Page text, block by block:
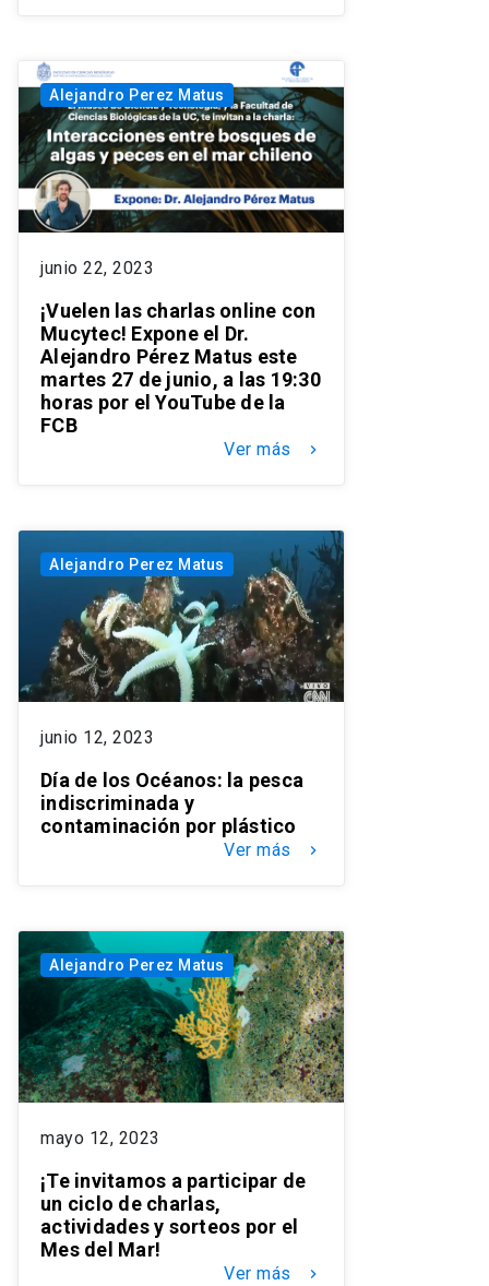
Alejandro Perez Matus
junio 22, 2023
¡Vuelen las charlas online con
Mucytec! Expone el Dr.
Alejandro Pérez Matus este
martes 27 de junio, a las 19:30
horas por el YouTube de la
FCB
Ver más keyboard_arrow_right
Alejandro Perez Matus
junio 12, 2023
Día de los Océanos: la pesca
indiscriminada y
contaminación por plástico
Ver más keyboard_arrow_right
Alejandro Perez Matus
mayo 12, 2023
¡Te invitamos a participar de
un ciclo de charlas,
actividades y sorteos por el
Mes del Mar!
Ver más keyboard_arrow_right